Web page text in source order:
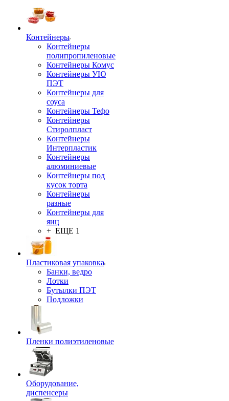
Контейнеры
Контейнеры
полипропиленовые
Контейнеры Комус
Контейнеры УЮ
ПЭТ
Контейнеры для
соуса
Контейнеры Тефо
Контейнеры
Стиролпласт
Контейнеры
Интерпластик
Контейнеры
алюминиевые
Контейнеры под
кусок торта
Контейнеры
разные
Контейнеры для
яиц
+ ЕЩЕ 1
Пластиковая упаковка
Банки, ведро
Лотки
Бутылки ПЭТ
Подложки
Пленки полиэтиленовые
Оборудование,
диспенсеры